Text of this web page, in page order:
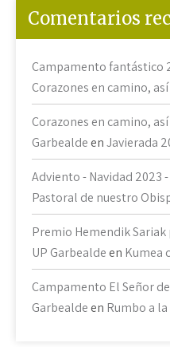
Comentarios
Campamento fantástico
Corazones en camino,
Corazones en camino,
GarbealdeenJavierada
Adviento - Navidad 2023
Pastoral de nuestro
Premio Hemendik
UP Garbealdeen Kumea
Campamento El Señor
Garbealdeen Rumbo a